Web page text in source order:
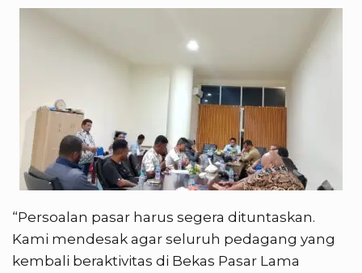
“Persoalan pasar harus segera dituntaskan.
Kami mendesak agar seluruh pedagang yang
kembali beraktivitas di Bekas Pasar Lama